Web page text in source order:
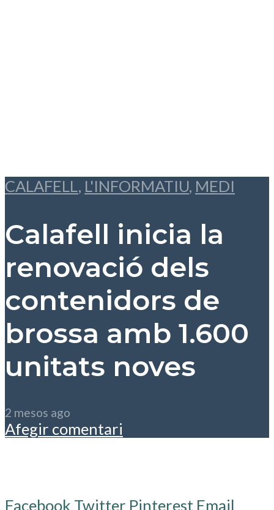
CALAFELL , L'INFORMATIU, MEDI
Calafell inicia la
renovació dels
contenidors de
brossa amb 1.600
unitats noves
2 mesos ago
Afegir comentari
Facebook Twitter Pinterest Email